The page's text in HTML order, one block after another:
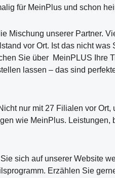
für MeinPlus und schon
Mischung unserer Partner.
vor Ort. Ist das nicht
Sie über MeinPLUS Ihre
lassen – das sind
nur mit 27 Filialen vor
wie MeinPlus.
sich auf unserer Website
Erzählen Sie